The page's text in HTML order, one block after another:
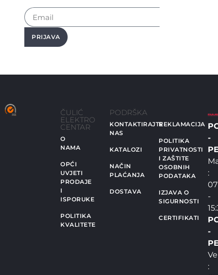
PRIJAVA
ČULIĆ
ELEKTRO
CENTAR
O
NAMA
OPĆI
UVJETI
PRODAJE
I
ISPORUKE
POLITIKA
KVALITETE
PODRŠKA
KONTAKTIRAJTE
NAS
KATALOZI
NAČIN
PLAĆANJA
DOSTAVA
REKLAMACIJA
POLITIKA
PRIVATNOSTI
I ZAŠTITE
OSOBNIH
PODATAKA
IZJAVA O
SIGURNOSTI
CERTIFIKATI
-
:
-
-
: